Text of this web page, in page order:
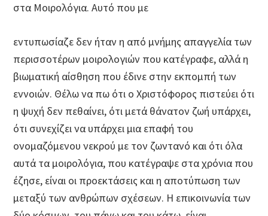
στα Μοιρολόγια. Αυτό που με
εντυπωσίαζε δεν ήταν η από μνήμης απαγγελία των
περισσοτέρων μοιρολογιών που κατέγραφε, αλλά η
βιωματική αίσθηση που έδινε στην εκπομπή των
εννοιών. Θέλω να πω ότι ο Χριστόφορος πιστεύει ότι
η ψυχή δεν πεθαίνει, ότι μετά θάνατον ζωή υπάρχει,
ότι συνεχίζει να υπάρχει μια επαφή του
ονομαζόμενου νεκρού με τον ζωντανό και ότι όλα
αυτά τα μοιρολόγια, που κατέγραψε στα χρόνια που
έζησε, είναι οι προεκτάσεις και η αποτύπωση των
μεταξύ των ανθρώπων σχέσεων. Η επικοινωνία των